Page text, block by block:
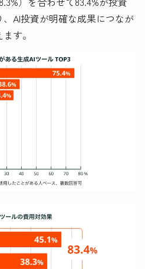
AI投資が明確な成果につなが
す。